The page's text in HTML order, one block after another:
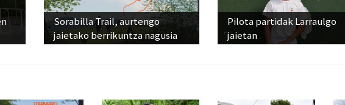
Sorabilla Trail, aurtengo
jaietako berrikuntza nagusia
Pilota partidak Larraulgo
jaietan